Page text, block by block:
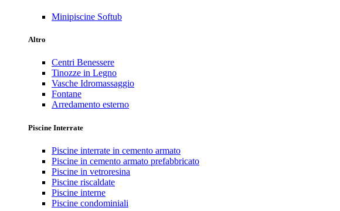
Minipiscine Softub
Altro
Centri Benessere
Tinozze in Legno
Vasche Idromassaggio
Fontane
Arredamento esterno
Piscine Interrate
Piscine interrate in cemento armato
Piscine in cemento armato prefabbricato
Piscine in vetroresina
Piscine riscaldate
Piscine interne
Piscine condominiali